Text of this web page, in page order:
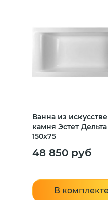
Ванна из
камня Эстет Дельта
150x75
48 850 руб
В